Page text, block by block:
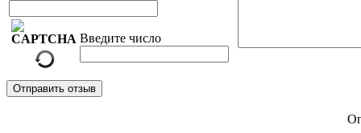
Введите число
Отправить отзыв